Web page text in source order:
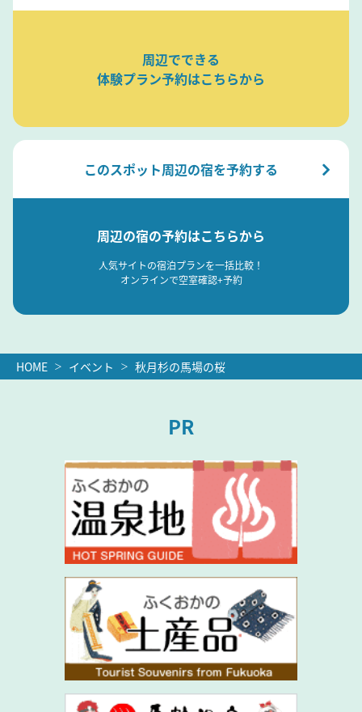
周辺でできる
体験プラン予約はこちらから
このスポット周辺の宿を予約する
周辺の宿の予約はこちらから
人気サイトの宿泊プランを一括比較！
オンラインで空室確認+予約
HOME イベント 秋月杉の馬場の桜
PR